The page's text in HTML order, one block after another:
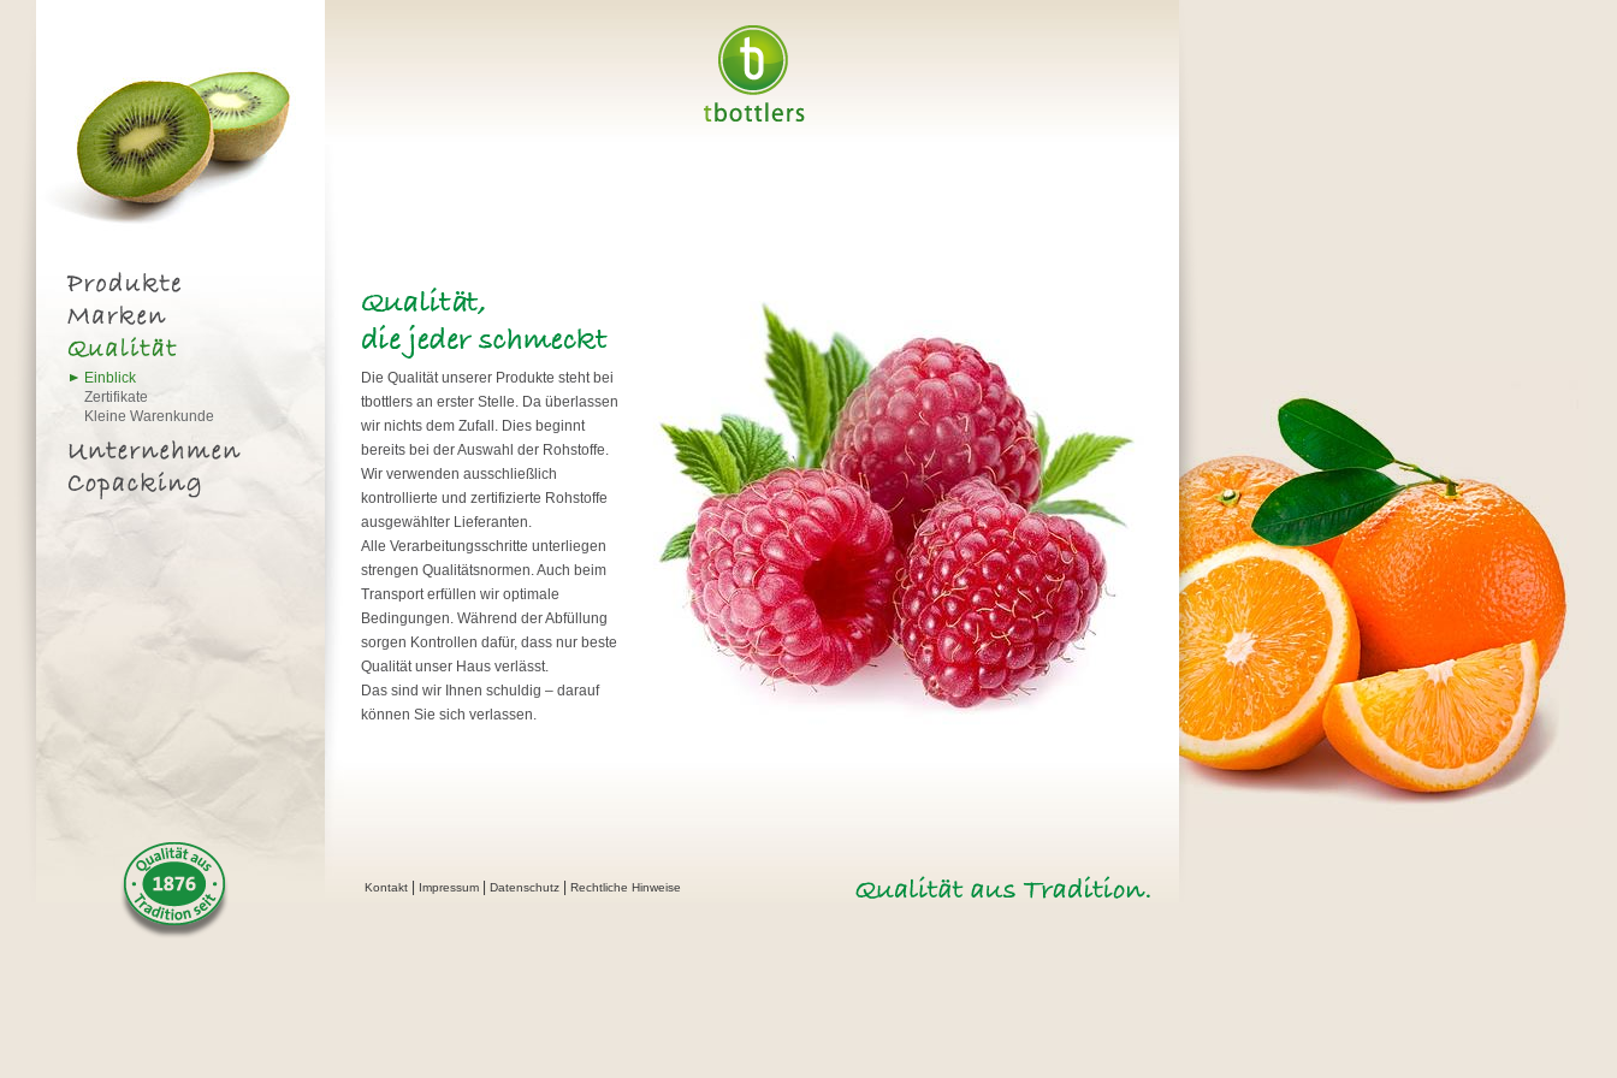
Einblick
Zertifikate
Kleine Warenkunde
Die Qualität unserer Produkte steht bei
tbottlers an erster Stelle. Da überlassen
wir nichts dem Zufall. Dies beginnt
bereits bei der Auswahl der Rohstoffe.
Wir verwenden ausschließlich
kontrollierte und zertifizierte Rohstoffe
ausgewählter Lieferanten.
Alle Verarbeitungsschritte unterliegen
strengen Qualitätsnormen. Auch beim
Transport erfüllen wir optimale
Bedingungen. Während der Abfüllung
sorgen Kontrollen dafür, dass nur beste
Qualität unser Haus verlässt.
Das sind wir Ihnen schuldig – darauf
können Sie sich verlassen.
Kontakt Impressum Datenschutz Rechtliche Hinweise